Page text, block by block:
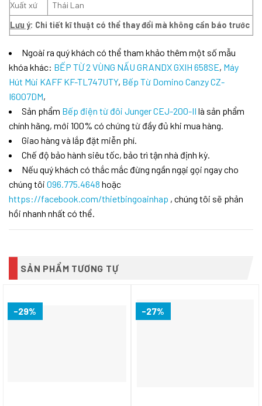
Xuất xứ
Thái Lan
Lưu ý: Chi tiết kĩ thuật có thể thay đổi mà không cần báo trước
Ngoài ra quý khách có thể tham khảo thêm một số mẫu
khóa khác: BẾP TỪ 2 VÙNG NẤU GRANDX GXIH 658SE, Máy
Hút Mùi KAFF KF-TL747UTY, Bếp Từ Domino Canzy CZ-
I6007DM,
Sản phẩm Bếp điện từ đôi Junger CEJ-200-II là sản phẩm
chính hãng, mới 100% có chứng từ đầy đủ khi mua hàng.
Giao hàng và lắp đặt miễn phí.
Chế độ bảo hành siêu tốc, bảo trì tận nhà định kỳ.
Nếu quý khách có thắc mắc đừng ngần ngại gọi ngay cho
chúng tôi 096.775.4648 hoặc
https://facebook.com/thietbingoainhap , chúng tôi sẽ phản
hồi nhanh nhất có thể.
SẢN PHẨM TƯƠNG TỰ
-29% -27%